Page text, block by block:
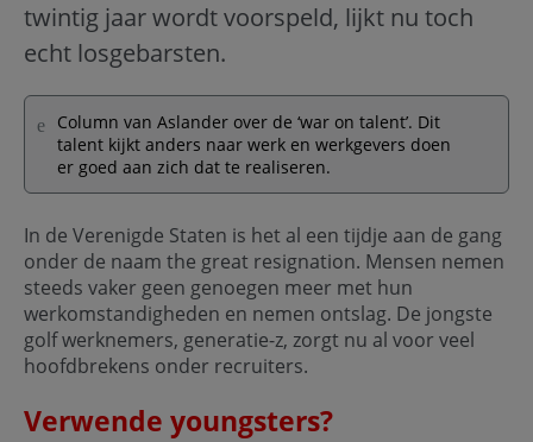
twintig jaar wordt voorspeld, lijkt nu toch
echt losgebarsten.
Column van Aslander over de ‘war on talent’. Dit
talent kijkt anders naar werk en werkgevers doen
er goed aan zich dat te realiseren.
In de Verenigde Staten is het al een tijdje aan de gang
onder de naam the great resignation. Mensen nemen
steeds vaker geen genoegen meer met hun
werkomstandigheden en nemen ontslag. De jongste
golf werknemers, generatie-z, zorgt nu al voor veel
hoofdbrekens onder recruiters.
Verwende youngsters?